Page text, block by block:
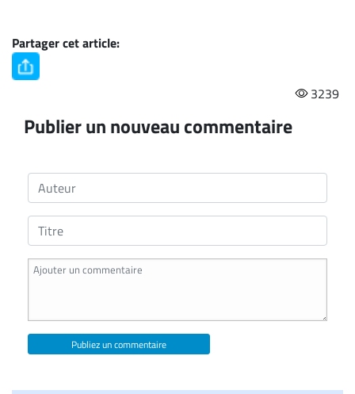
Partager cet article:
3239
Publier un nouveau commentaire
Publiez un commentaire